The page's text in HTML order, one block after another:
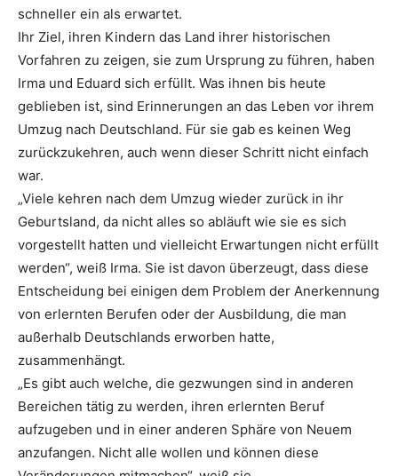
schneller ein als erwartet.
Ihr Ziel, ihren Kindern das Land ihrer historischen
Vorfahren zu zeigen, sie zum Ursprung zu führen, haben
Irma und Eduard sich erfüllt. Was ihnen bis heute
geblieben ist, sind Erinnerungen an das Leben vor ihrem
Umzug nach Deutschland. Für sie gab es keinen Weg
zurückzukehren, auch wenn dieser Schritt nicht einfach
war.
„Viele kehren nach dem Umzug wieder zurück in ihr
Geburtsland, da nicht alles so abläuft wie sie es sich
vorgestellt hatten und vielleicht Erwartungen nicht erfüllt
werden“, weiß Irma. Sie ist davon überzeugt, dass diese
Entscheidung bei einigen dem Problem der Anerkennung
von erlernten Berufen oder der Ausbildung, die man
außerhalb Deutschlands erworben hatte,
zusammenhängt.
„Es gibt auch welche, die gezwungen sind in anderen
Bereichen tätig zu werden, ihren erlernten Beruf
aufzugeben und in einer anderen Sphäre von Neuem
anzufangen. Nicht alle wollen und können diese